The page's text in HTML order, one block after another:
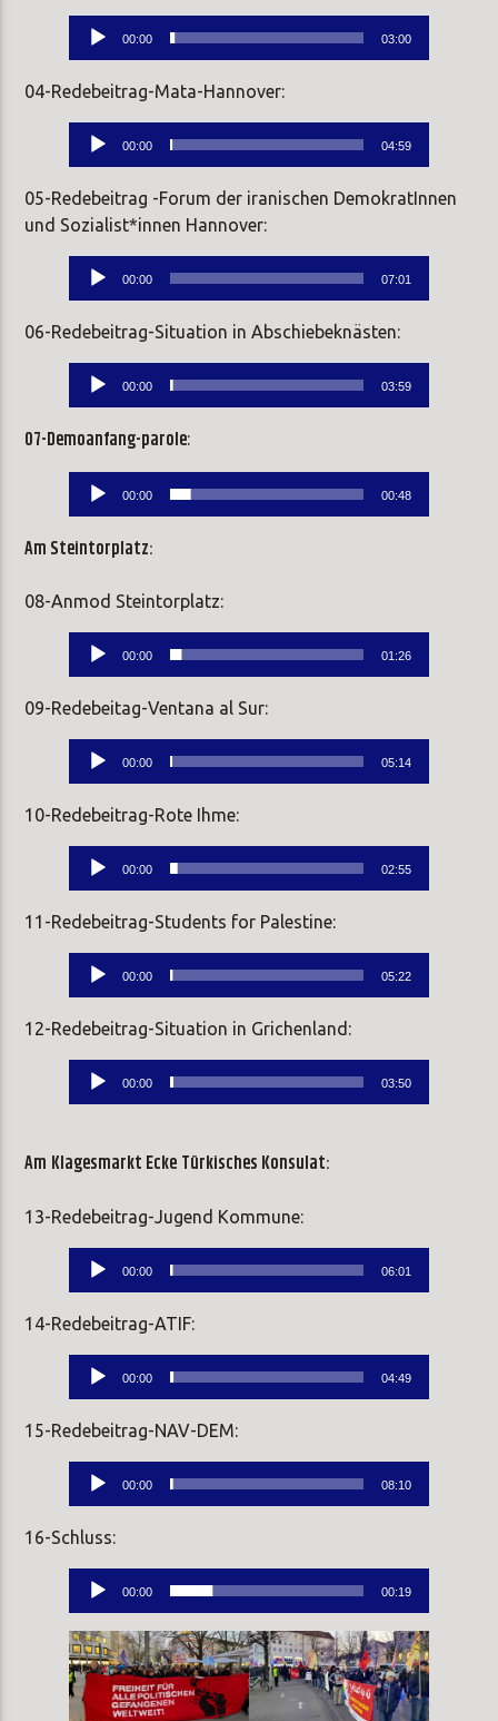
Audio-
00:00 03:00
04-Redebeitrag-Mata-Hannover:
Audio-
00:00 04:59
05-Redebeitrag -Forum der iranischen DemokratInnen
und Sozialist*innen Hannover:
Audio-
00:00 07:01
06-Redebeitrag-Situation in Abschiebeknästen:
Audio-
00:00 03:59
07-Demoanfang-parole:
Audio-
00:00 00:48
Am Steintorplatz:
08-Anmod Steintorplatz:
Audio-
00:00 01:26
09-Redebeitag-Ventana al Sur:
Audio-
00:00 05:14
10-Redebeitrag-Rote Ihme:
Audio-
00:00 02:55
11-Redebeitrag-Students for Palestine:
Audio-
00:00 05:22
12-Redebeitrag-Situation in Grichenland:
Audio-
00:00 03:50
Am Klagesmarkt Ecke Türkisches Konsulat:
13-Redebeitrag-Jugend Kommune:
Audio-
00:00 06:01
14-Redebeitrag-ATIF:
Audio-
00:00 04:49
15-Redebeitrag-NAV-DEM:
Audio-
00:00 08:10
16-Schluss:
Audio-
00:00 00:19